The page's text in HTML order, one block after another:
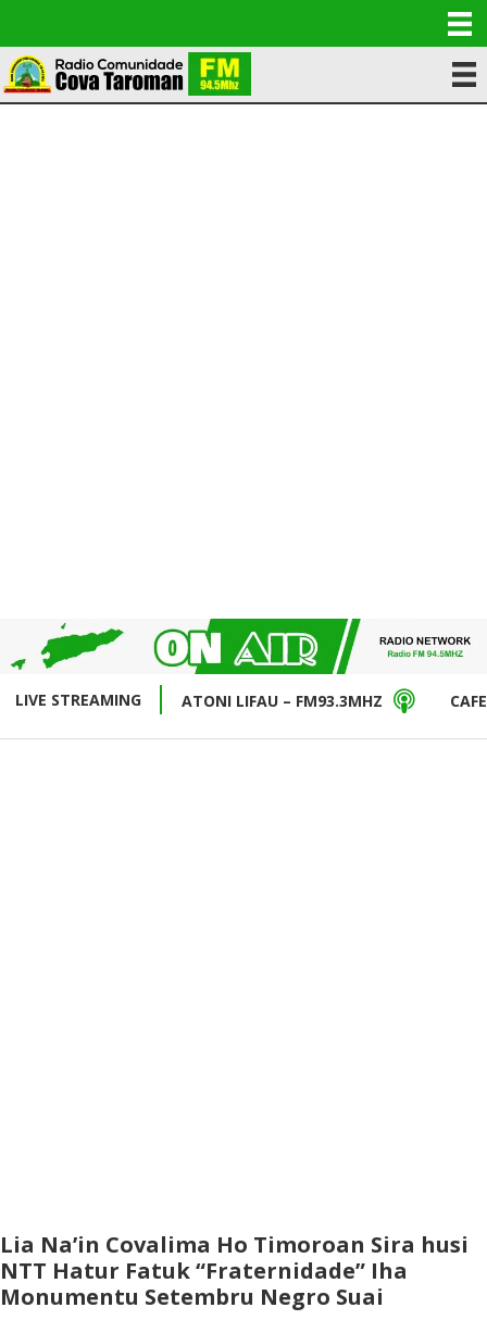
LIVE STREAMING ATONI LIFAU – FM93.3MHZ
Lia Na’in Covalima Ho Timoroan Sira husi
NTT Hatur Fatuk “Fraternidade” Iha
Monumentu Setembru Negro Suai